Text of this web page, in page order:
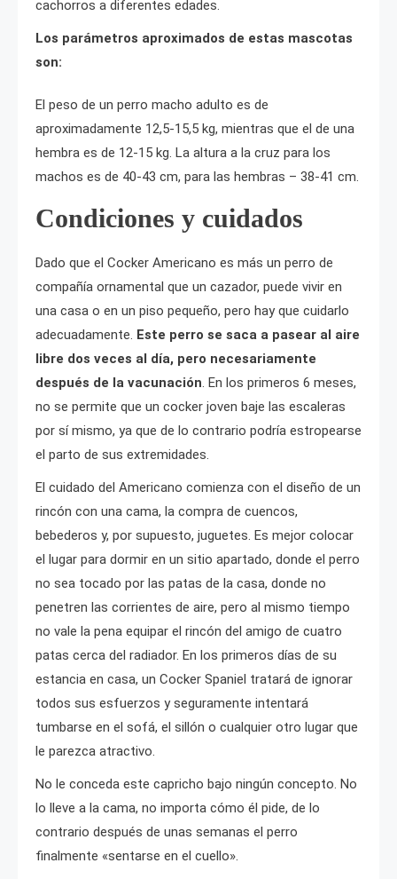
cachorros a diferentes edades.
Los parámetros aproximados de estas mascotas
son:
El peso de un perro macho adulto es de
aproximadamente 12,5-15,5 kg, mientras que el de una
hembra es de 12-15 kg. La altura a la cruz para los
machos es de 40-43 cm, para las hembras – 38-41 cm.
Condiciones y cuidados
Dado que el Cocker Americano es más un perro de
compañía ornamental que un cazador, puede vivir en
una casa o en un piso pequeño, pero hay que cuidarlo
adecuadamente. Este perro se saca a pasear al aire
libre dos veces al día, pero necesariamente
después de la vacunación. En los primeros 6 meses,
no se permite que un cocker joven baje las escaleras
por sí mismo, ya que de lo contrario podría estropearse
el parto de sus extremidades.
El cuidado del Americano comienza con el diseño de un
rincón con una cama, la compra de cuencos,
bebederos y, por supuesto, juguetes. Es mejor colocar
el lugar para dormir en un sitio apartado, donde el perro
no sea tocado por las patas de la casa, donde no
penetren las corrientes de aire, pero al mismo tiempo
no vale la pena equipar el rincón del amigo de cuatro
patas cerca del radiador. En los primeros días de su
estancia en casa, un Cocker Spaniel tratará de ignorar
todos sus esfuerzos y seguramente intentará
tumbarse en el sofá, el sillón o cualquier otro lugar que
le parezca atractivo.
No le conceda este capricho bajo ningún concepto. No
lo lleve a la cama, no importa cómo él pide, de lo
contrario después de unas semanas el perro
finalmente «sentarse en el cuello».